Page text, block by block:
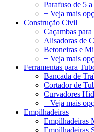
Parafuso de 5
+ Veja mais
Construção Civil
Caçambas
Alisadoras de
Betoneiras e
+ Veja mais
Ferramentas para
Bancada de
Cortador de
Curvadores
+ Veja mais
Empilhadeiras
Empilhadeiras
Empilhadeiras